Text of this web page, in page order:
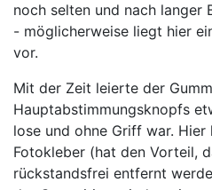
noch selten und nach langer
- möglicherweise liegt hier
vor.
Mit der Zeit leierte der
Hauptabstimmungsknopfs
lose und ohne Griff war.
Fotokleber (hat den Vorteil,
rückstandsfrei entfernt